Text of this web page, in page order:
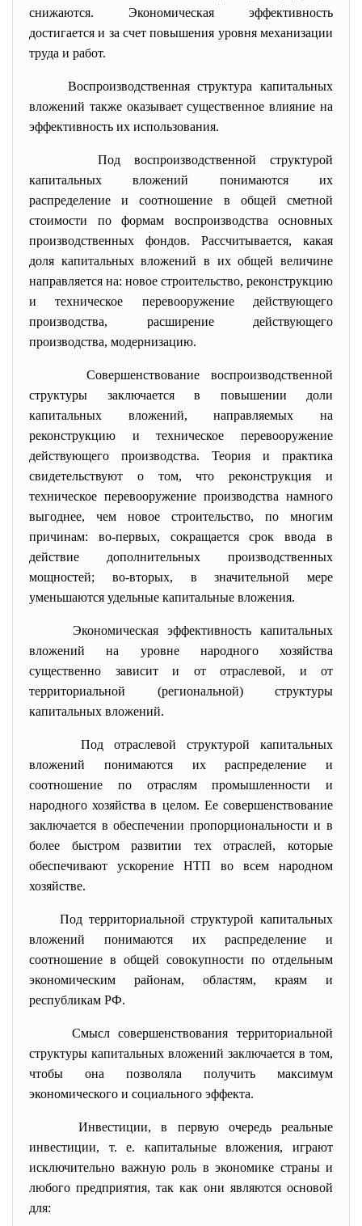
снижаются. Экономическая эффективность
достигается и за счет повышения уровня механизации
труда и работ.
Воспроизводственная структура капитальных
вложений также оказывает существенное влияние на
эффективность их использования.
Под воспроизводственной структурой
капитальных вложений понимаются их
распределение и соотношение в общей сметной
стоимости по формам воспроизводства основных
производственных фондов. Рассчитывается, какая
доля капитальных вложений в их общей величине
направляется на: новое строительство, реконструкцию
и техническое перевооружение действующего
производства, расширение действующего
производства, модернизацию.
Совершенствование воспроизводственной
структуры заключается в повышении доли
капитальных вложений, направляемых на
реконструкцию и техническое перевооружение
действующего производства. Теория и практика
свидетельствуют о том, что реконструкция и
техническое перевооружение производства намного
выгоднее, чем новое строительство, по многим
причинам: во-первых, сокращается срок ввода в
действие дополнительных производственных
мощностей; во-вторых, в значительной мере
уменьшаются удельные капитальные вложения.
Экономическая эффективность капитальных
вложений на уровне народного хозяйства
существенно зависит и от отраслевой, и от
территориальной (региональной) структуры
капитальных вложений.
Под отраслевой структурой капитальных
вложений понимаются их распределение и
соотношение по отраслям промышленности и
народного хозяйства в целом. Ее совершенствование
заключается в обеспечении пропорциональности и в
более быстром развитии тех отраслей, которые
обеспечивают ускорение НТП во всем народном
хозяйстве.
Под территориальной структурой капитальных
вложений понимаются их распределение и
соотношение в общей совокупности по отдельным
экономическим районам, областям, краям и
республикам РФ.
Смысл совершенствования территориальной
структуры капитальных вложений заключается в том,
чтобы она позволяла получить максимум
экономического и социального эффекта.
Инвестиции, в первую очередь реальные
инвестиции, т. е. капитальные вложения, играют
исключительно важную роль в экономике страны и
любого предприятия, так как они являются основой
для: